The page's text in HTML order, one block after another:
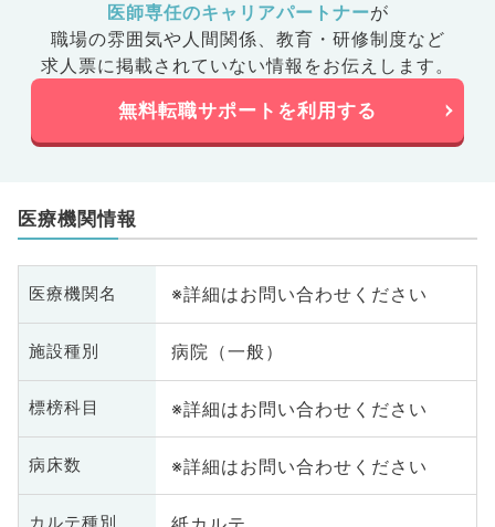
医師専任のキャリアパートナーが
職場の雰囲気や人間関係、 教育・研修制度など
求人票に掲載されていない情報をお伝えします。
無料転職サポートを利用する
医療機関情報
医療機関名 ※詳細はお問い合わせください
施設種別 病院（一般）
標榜科目 ※詳細はお問い合わせください
病床数 ※詳細はお問い合わせください
カルテ種別